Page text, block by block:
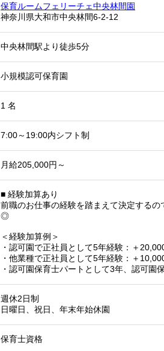
保育ルームフェリーチェ中央林間園
神奈川県大和市中央林間6-2-12
中央林間駅より徒歩5分
小規模認可保育園
1 名
7:00～19:00内シフト制
月給205,000円～
■ 経験加算あり
前職のお仕事の経験を踏まえて決定する
◎
＜経験加算例＞
・認可園で正社員として5年経験：＋
・他業種で正社員として5年経験：＋
・認可園保育士パートとして3年、認可
週休2日制
日曜日、祝日、年末年始休園
保育士資格